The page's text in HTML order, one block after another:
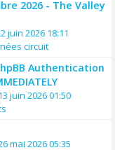
2026 - The Valley
juin 2026 18:11
circuit
Authentication
juin 2026 01:50
mai 2026 05:35